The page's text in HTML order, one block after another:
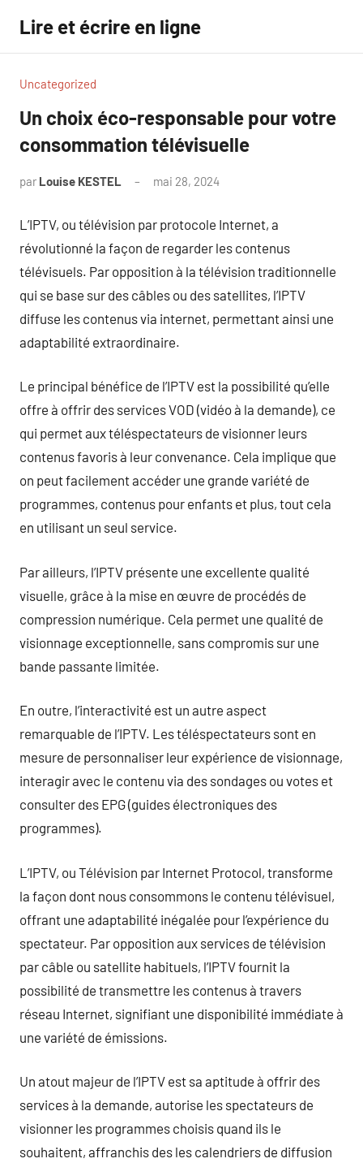
contenu
Lire et écrire en ligne
Uncategorized
Un choix éco-responsable pour votre
consommation télévisuelle
par Louise KESTEL mai 28, 2024
L’IPTV, ou télévision par protocole Internet, a
révolutionné la façon de regarder les contenus
télévisuels. Par opposition à la télévision traditionnelle
qui se base sur des câbles ou des satellites, l’IPTV
diffuse les contenus via internet, permettant ainsi une
adaptabilité extraordinaire.
Le principal bénéfice de l’IPTV est la possibilité qu’elle
offre à offrir des services VOD (vidéo à la demande), ce
qui permet aux téléspectateurs de visionner leurs
contenus favoris à leur convenance. Cela implique que
on peut facilement accéder une grande variété de
programmes, contenus pour enfants et plus, tout cela
en utilisant un seul service.
Par ailleurs, l’IPTV présente une excellente qualité
visuelle, grâce à la mise en œuvre de procédés de
compression numérique. Cela permet une qualité de
visionnage exceptionnelle, sans compromis sur une
bande passante limitée.
En outre, l’interactivité est un autre aspect
remarquable de l’IPTV. Les téléspectateurs sont en
mesure de personnaliser leur expérience de visionnage,
interagir avec le contenu via des sondages ou votes et
consulter des EPG (guides électroniques des
programmes).
L’IPTV, ou Télévision par Internet Protocol, transforme
la façon dont nous consommons le contenu télévisuel,
offrant une adaptabilité inégalée pour l’expérience du
spectateur. Par opposition aux services de télévision
par câble ou satellite habituels, l’IPTV fournit la
possibilité de transmettre les contenus à travers
réseau Internet, signifiant une disponibilité immédiate à
une variété de émissions.
Un atout majeur de l’IPTV est sa aptitude à offrir des
services à la demande, autorise les spectateurs de
visionner les programmes choisis quand ils le
souhaitent, affranchis des les calendriers de diffusion